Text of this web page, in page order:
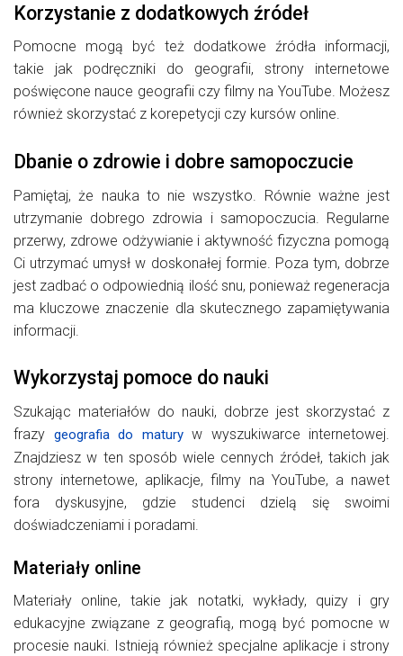
Korzystanie z dodatkowych źródeł
Pomocne mogą być też dodatkowe źródła informacji,
takie jak podręczniki do geografii, strony internetowe
poświęcone nauce geografii czy filmy na YouTube. Możesz
również skorzystać z korepetycji czy kursów online.
Dbanie o zdrowie i dobre samopoczucie
Pamiętaj, że nauka to nie wszystko. Równie ważne jest
utrzymanie dobrego zdrowia i samopoczucia. Regularne
przerwy, zdrowe odżywianie i aktywność fizyczna pomogą
Ci utrzymać umysł w doskonałej formie. Poza tym, dobrze
jest zadbać o odpowiednią ilość snu, ponieważ regeneracja
ma kluczowe znaczenie dla skutecznego zapamiętywania
informacji.
Wykorzystaj pomoce do nauki
Szukając materiałów do nauki, dobrze jest skorzystać z
frazy geografia do maturyw wyszukiwarce internetowej.
Znajdziesz w ten sposób wiele cennych źródeł, takich jak
strony internetowe, aplikacje, filmy na YouTube, a nawet
fora dyskusyjne, gdzie studenci dzielą się swoimi
doświadczeniami i poradami.
Materiały online
Materiały online, takie jak notatki, wykłady, quizy i gry
edukacyjne związane z geografią, mogą być pomocne w
procesie nauki. Istnieją również specjalne aplikacje i strony